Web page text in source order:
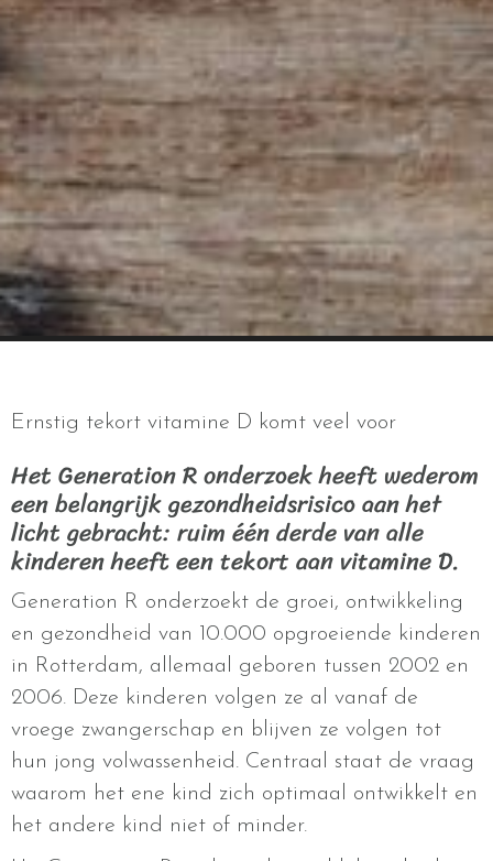
Ernstig tekort vitamine D komt veel voor
Het Generation R onderzoek heeft wederom
een belangrijk gezondheidsrisico aan het
licht gebracht: ruim één derde van alle
kinderen heeft een tekort aan vitamine D.
Generation R onderzoekt de groei, ontwikkeling
en gezondheid van 10.000 opgroeiende kinderen
in Rotterdam, allemaal geboren tussen 2002 en
2006. Deze kinderen volgen ze al vanaf de
vroege zwangerschap en blijven ze volgen tot
hun jong volwassenheid. Centraal staat de vraag
waarom het ene kind zich optimaal ontwikkelt en
het andere kind niet of minder.